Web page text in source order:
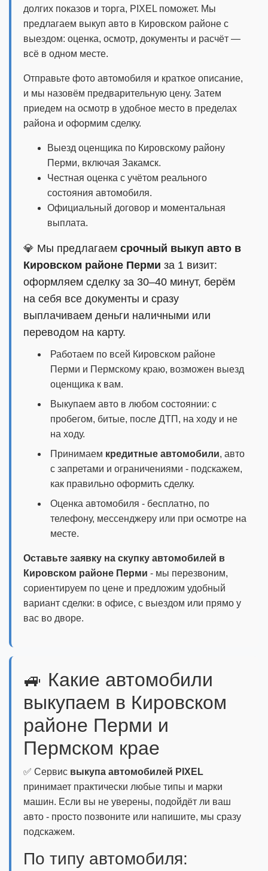
долгих показов и торга, PIXEL поможет. Мы
предлагаем выкуп авто в Кировском районе с
выездом: оценка, осмотр, документы и расчёт —
всё в одном месте.
Отправьте фото автомобиля и краткое описание,
и мы назовём предварительную цену. Затем
приедем на осмотр в удобное место в пределах
района и оформим сделку.
Выезд оценщика по Кировскому району
Перми, включая Закамск.
Честная оценка с учётом реального
состояния автомобиля.
Официальный договор и моментальная
выплата.
💎 Мы предлагаем срочный выкуп авто в
Кировском районе Перми за 1 визит:
оформляем сделку за 30–40 минут, берём
на себя все документы и сразу
выплачиваем деньги наличными или
переводом на карту.
Работаем по всей Кировском районе
Перми и Пермскому краю, возможен выезд
оценщика к вам.
Выкупаем авто в любом состоянии: с
пробегом, битые, после ДТП, на ходу и не
на ходу.
Принимаем кредитные автомобили, авто
с запретами и ограничениями - подскажем,
как правильно оформить сделку.
Оценка автомобиля - бесплатно, по
телефону, мессенджеру или при осмотре на
месте.
Оставьте заявку на скупку автомобилей в
Кировском районе Перми - мы перезвоним,
сориентируем по цене и предложим удобный
вариант сделки: в офисе, с выездом или прямо у
вас во дворе.
🚙 Какие автомобили
выкупаем в Кировском
районе Перми и
Пермском крае
✅ Сервис выкупа автомобилей PIXEL
принимает практически любые типы и марки
машин. Если вы не уверены, подойдёт ли ваш
авто - просто позвоните или напишите, мы сразу
подскажем.
По типу автомобиля: